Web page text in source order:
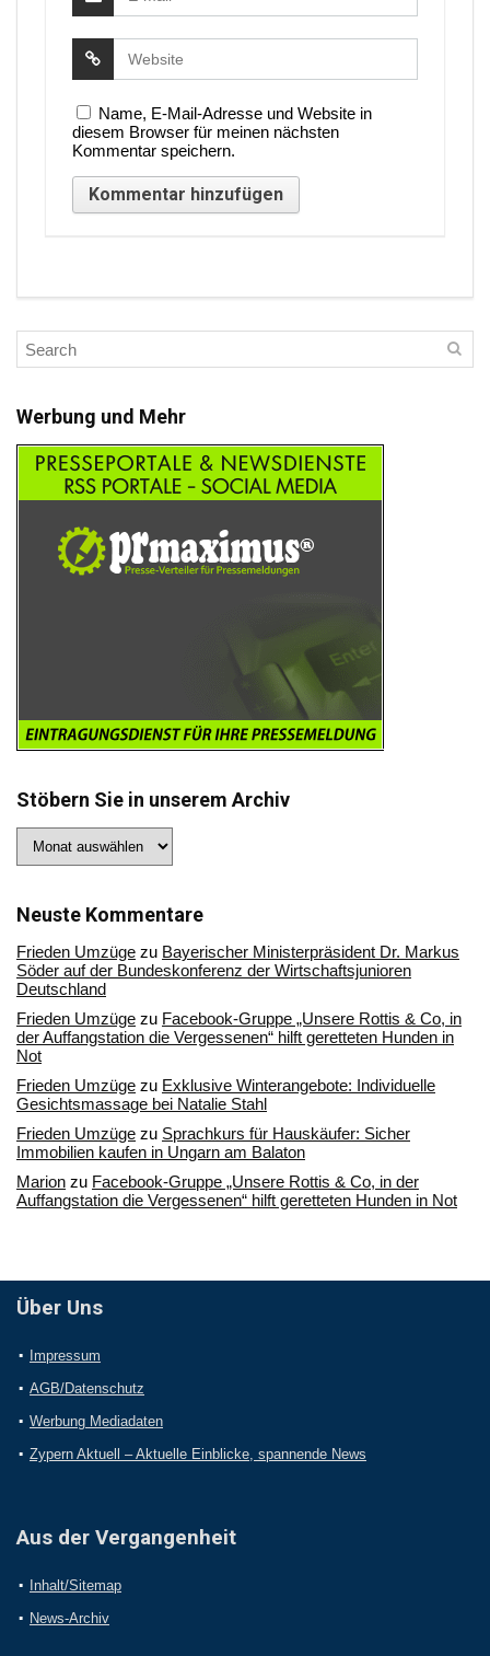
Name, E-Mail-Adresse und Website in
diesem Browser für meinen nächsten
Kommentar speichern.
Werbung und Mehr
Stöbern Sie in unserem Archiv
Sie
Archiv
Neuste Kommentare
Frieden Umzüge zu Bayerischer Ministerpräsident Dr. Markus
Söder auf der Bundeskonferenz der Wirtschaftsjunioren
Deutschland
Frieden Umzüge zu Facebook-Gruppe „Unsere Rottis & Co, in
der Auffangstation die Vergessenen“ hilft geretteten Hunden in
Not
Frieden Umzüge zu Exklusive Winterangebote: Individuelle
Gesichtsmassage bei Natalie Stahl
Frieden Umzüge zu Sprachkurs für Hauskäufer: Sicher
Immobilien kaufen in Ungarn am Balaton
Marion zu Facebook-Gruppe „Unsere Rottis & Co, in der
Auffangstation die Vergessenen“ hilft geretteten Hunden in Not
Über Uns
Impressum
AGB/Datenschutz
Werbung Mediadaten
Zypern Aktuell – Aktuelle Einblicke, spannende News
Aus der Vergangenheit
Inhalt/Sitemap
News-Archiv